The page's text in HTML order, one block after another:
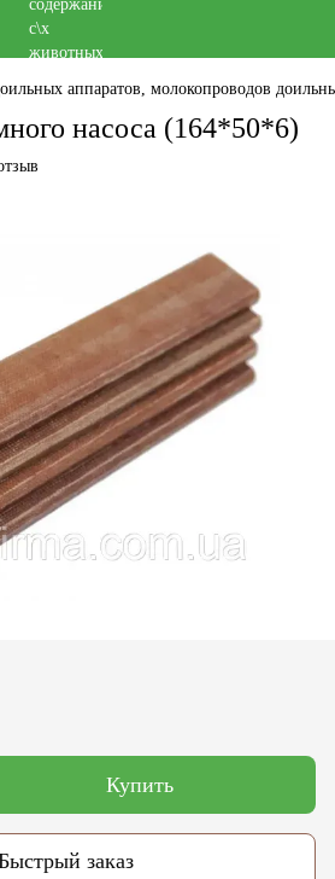
аппаратов, молокопроводов
насоса (164*50*6)
Купить
заказ